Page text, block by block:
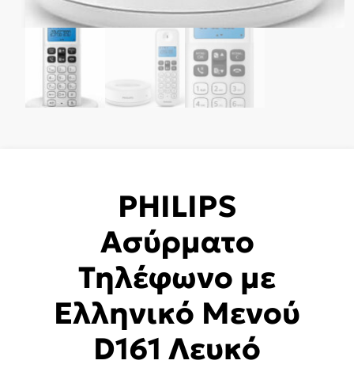
PHILIPS
Ασύρματο
Τηλέφωνο με
Ελληνικό Μενού
D161 Λευκό